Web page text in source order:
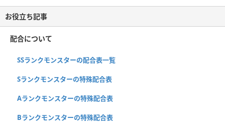
お役立ち記事
配合について
SSランクモンスターの配合表一覧
Sランクモンスターの特殊配合表
Aランクモンスターの特殊配合表
Bランクモンスターの特殊配合表